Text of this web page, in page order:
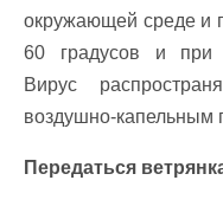
окружающей среде и
60 градусов и при
Вирус
воздушно-капельным
Передаться